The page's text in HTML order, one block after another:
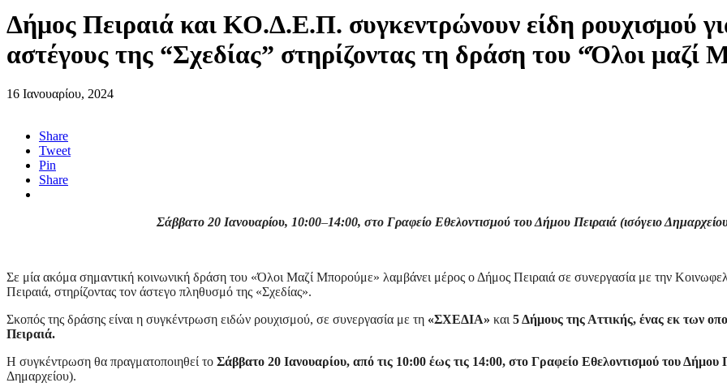
Δήμος Πειραιά και ΚΟ.Δ.Ε.Π. συγκεντρώνουν είδη ρουχισμού
αστέγους της “Σχεδίας” στηρίζοντας τη δράση του “Όλοι μαζί
16 Ιανουαρίου, 2024
Share
Tweet
Pin
Share
Σάββατο 20 Ιανουαρίου, 10:00–14:00, στο Γραφείο Εθελοντισμού του Δήμου Πειραιά (ισόγειο
Σε μία ακόμα σημαντική κοινωνική δράση του «Όλοι Μαζί Μπορούμε» λαμβάνει μέρος ο Δήμος Πειραιά σε συνεργασία με την
Πειραιά, στηρίζοντας τον άστεγο πληθυσμό της «Σχεδίας».
Σκοπός της δράσης είναι η συγκέντρωση ειδών ρουχισμού, σε συνεργασία με τη «ΣΧΕΔΙΑ» και5 Δήμους της Αττικής, ένας εκ των
Πειραιά.
Η συγκέντρωση θα πραγματοποιηθεί το Σάββατο 20 Ιανουαρίου, από τις 10:00 έως τις 14:00, στο Γραφείο Εθελοντισμού του Δήμου
Δημαρχείου).